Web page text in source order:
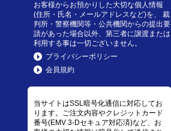
お客様からお預かりした大切な個人情報
(住所・氏名・メールアドレスなど)を、 裁
判所・警察機関等・公共機関からの提出要
請があった場合以外、第三者に譲渡または
利用する事は一切ございません。
プライバシーポリシー
会員規約
当サイトはSSL暗号化通信に対応してお
ります。ご注文内容やクレジットカード
番号(EMV 3-Dセキュア対応済)など、お